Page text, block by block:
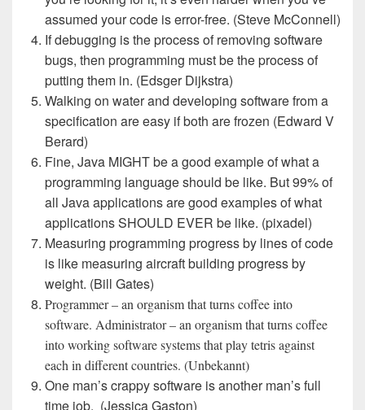
assumed your code is error-free. (Steve McConnell)
If debugging is the process of removing software
bugs, then programming must be the process of
putting them in. (Edsger Dijkstra)
Walking on water and developing software from a
specification are easy if both are frozen (Edward V
Berard)
Fine, Java MIGHT be a good example of what a
programming language should be like. But 99% of
all Java applications are good examples of what
applications SHOULD EVER be like. (pixadel)
Measuring programming progress by lines of code
is like measuring aircraft building progress by
weight. (Bill Gates)
Programmer – an organism that turns coffee into
software. Administrator – an organism that turns coffee
into working software systems that play tetris against
each in different countries. (Unbekannt)
One man’s crappy software is another man’s full
time job. (Jessica Gaston)